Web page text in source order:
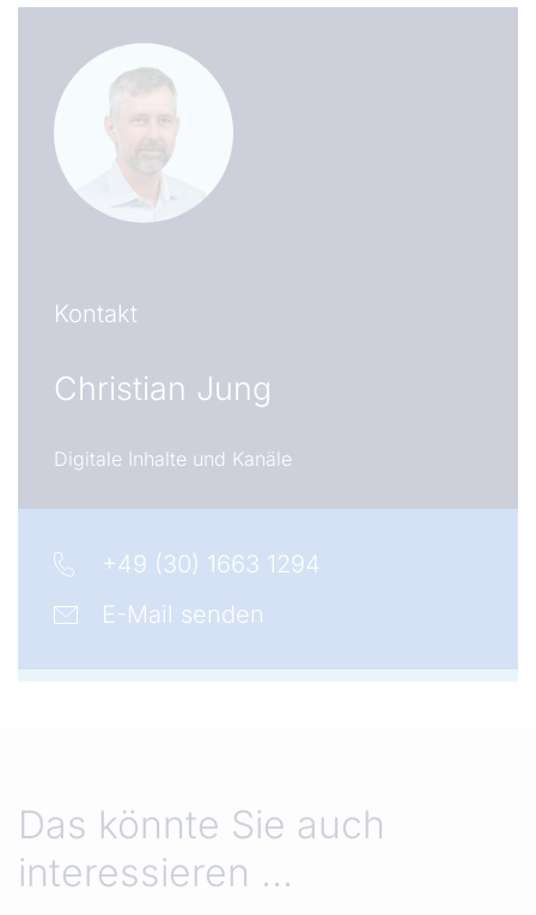
Kontakt
Christian Jung
Digitale Inhalte und Kanäle
+49 (30) 1663 1294
E-Mail senden
Das könnte Sie auch
interessieren ...